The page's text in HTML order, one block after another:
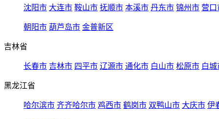
沈阳市 大连市 鞍山市 抚顺市 本溪市 丹东市 锦州市 营口
朝阳市 葫芦岛市 金普新区
吉林省
长春市 吉林市 四平市 辽源市 通化市 白山市 松原市 白城
黑龙江省
哈尔滨市 齐齐哈尔市 鸡西市 鹤岗市 双鸭山市 大庆市 伊